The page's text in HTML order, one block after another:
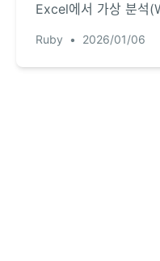
Excel에서 가상 분석
로 Excel AI가 복잡한
을 실행하는 방법을 알
Ruby • 2026/01/06